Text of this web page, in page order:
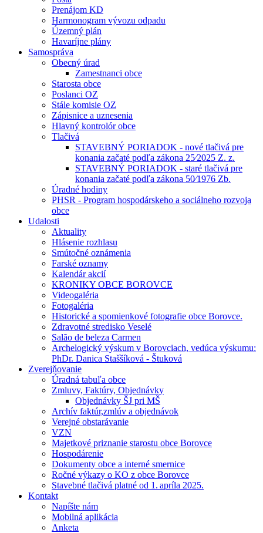
Prenájom KD
Harmonogram vývozu odpadu
Územný plán
Havaríjne plány
Samospráva
Obecný úrad
Zamestnanci obce
Starosta obce
Poslanci OZ
Stále komisie OZ
Zápisnice a uznesenia
Hlavný kontrolór obce
Tlačivá
STAVEBNÝ PORIADOK - nové tlačivá pre
konania začaté podľa zákona 25⁄2025 Z. z.
STAVEBNÝ PORIADOK - staré tlačivá pre
konania začaté podľa zákona 50⁄1976 Zb.
Úradné hodiny
PHSR - Program hospodárskeho a sociálneho rozvoja
obce
Udalosti
Aktuality
Hlásenie rozhlasu
Smútočné oznámenia
Farské oznamy
Kalendár akcií
KRONIKY OBCE BOROVCE
Videogaléria
Fotogaléria
Historické a spomienkové fotografie obce Borovce.
Zdravotné stredisko Veselé
Salão de beleza Carmen
Archelogický výskum v Borovciach, vedúca výskumu:
PhDr. Danica Staššíková - Štuková
Zverejňovanie
Úradná tabuľa obce
Zmluvy, Faktúry, Objednávky
Objednávky ŠJ pri MŠ
Archív faktúr,zmlúv a objednávok
Verejné obstarávanie
VZN
Majetkové priznanie starostu obce Borovce
Hospodárenie
Dokumenty obce a interné smernice
Ročné výkazy o KO z obce Borovce
Stavebné tlačivá platné od 1. apríla 2025.
Kontakt
Napíšte nám
Mobilná aplikácia
Anketa